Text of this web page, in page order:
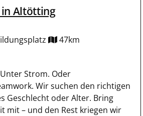
in Altötting
47km
Strom. Oder
Wir suchen den richtigen
Geschlecht oder Alter. Bring
mit – und den Rest kriegen wir